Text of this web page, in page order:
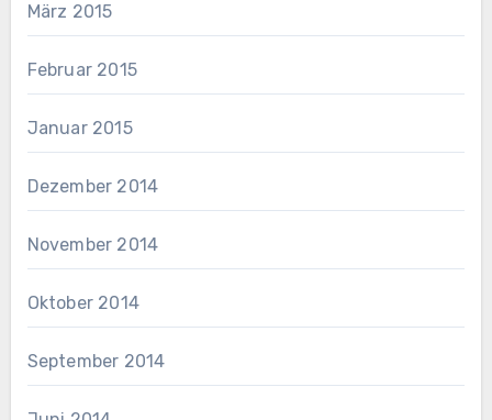
März 2015
Februar 2015
Januar 2015
Dezember 2014
November 2014
Oktober 2014
September 2014